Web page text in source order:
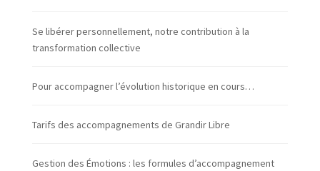
Se libérer personnellement, notre contribution à la
transformation collective
Pour accompagner l’évolution historique en cours…
Tarifs des accompagnements de Grandir Libre
Gestion des Émotions : les formules d’accompagnement